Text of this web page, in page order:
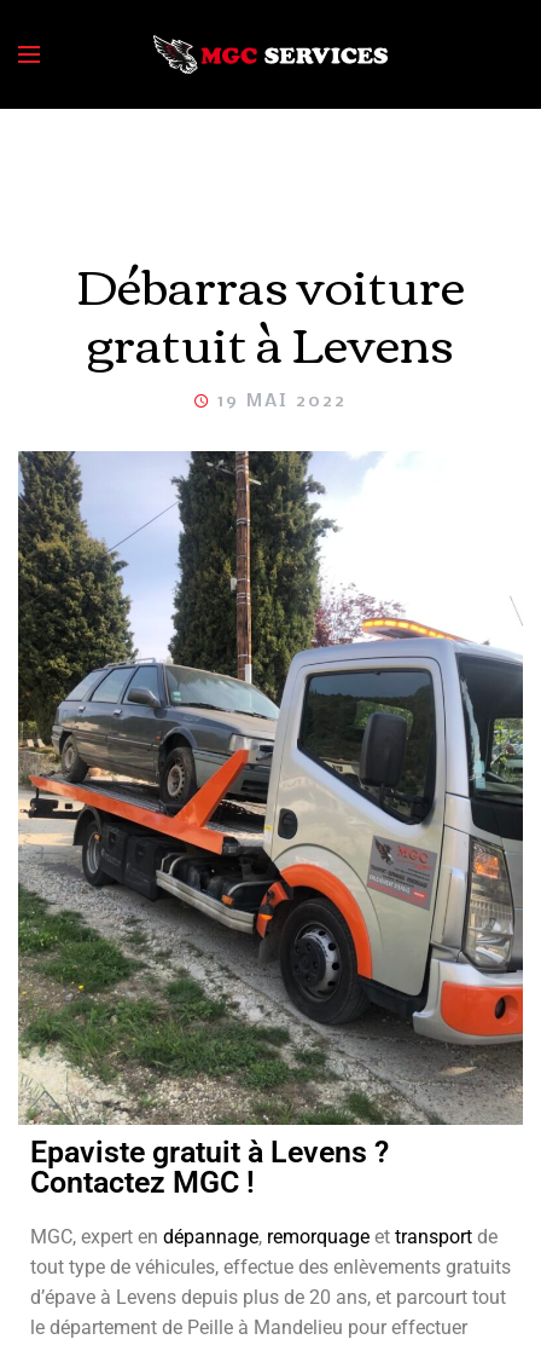
Débarras voiture
gratuit à Levens
19 MAI 2022
Epaviste gratuit à Levens ?
Contactez MGC !
MGC, expert en dépannage, remorquage et transport de
tout type de véhicules, effectue des enlèvements gratuits
d’épave à Levens depuis plus de 20 ans, et parcourt tout
le département de Peille à Mandelieu pour effectuer